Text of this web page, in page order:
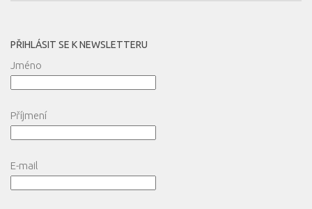
PŘIHLÁSIT SE K NEWSLETTERU
Jméno
Příjmení
E-mail